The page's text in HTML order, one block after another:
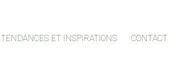
TENDANCES ET INSPIRATIONS CONTACT